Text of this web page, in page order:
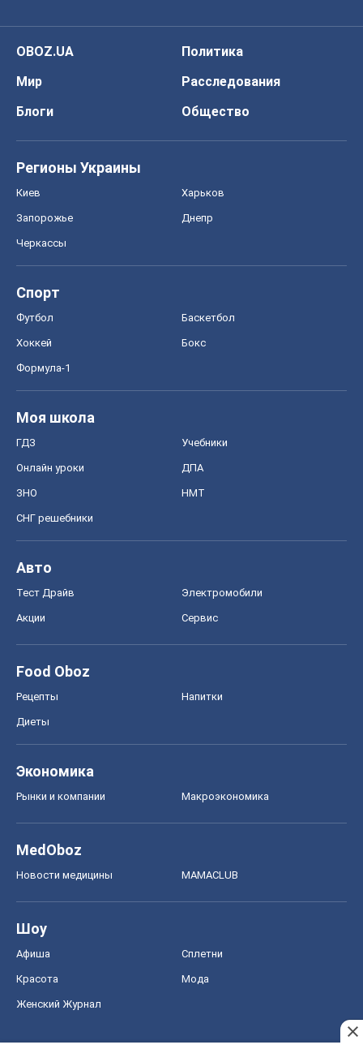
OBOZ.UA
Политика
Мир
Расследования
Блоги
Общество
Регионы Украины
Киев Харьков
Запорожье Днепр
Черкассы
Спорт
Футбол Баскетбол
Хоккей Бокс
Формула-1
Моя школа
ГДЗ Учебники
Онлайн уроки ДПА
ЗНО НМТ
СНГ решебники
Авто
Тест Драйв Электромобили
Акции Сервис
Food Oboz
Рецепты Напитки
Диеты
Экономика
Рынки и компании Mакроэкономика
MedOboz
Новости медицины MAMACLUB
Шоу
Афиша Сплетни
Красота Мода
Женский Журнал